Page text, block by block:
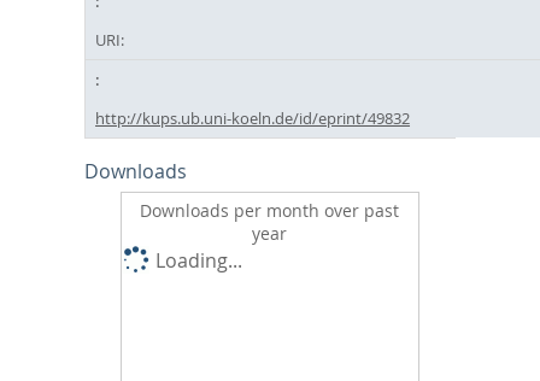
URI:
http://kups.ub.uni-koeln.de/id/eprint/49832
Downloads
Downloads per month over past
year
Loading...